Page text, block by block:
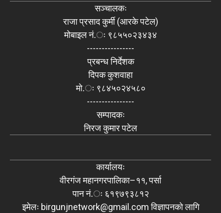
सञ्चालकः
राजा प्रसाद कुर्मी (आरके पटेल)
मोबाइल नं.ः ९८५५०२३४३४
----------------
प्रबन्ध निर्देशक
दिपक कुशवाहा
मो.ः ९८४५०२४५८०
----------------
सम्पादकः
निरज कुमार पटेल
कार्यालयः
वीरगंज महानगरपालिका–११, पर्सा
पान नं.ः ६१९७९३८१२
इमेलः birgunjnetwork@gmail.comविज्ञापनको लागि